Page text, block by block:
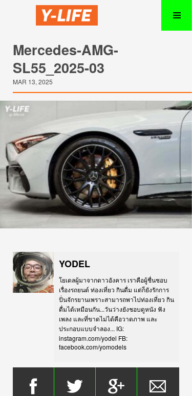
Mercedes-AMG-
SL55_2025-03
MAR 13, 2025
YODEL
โยเดลผู้มาจากดาวอังคาร เราคือผู้ชื่นชอบ
เรื่องรถยนต์ ท่องเที่ยว กินดื่ม แต่ก็ยังรักการ
ปั่นจักรยานเพราะสามารถพาไปท่องเที่ยว กิน
ดื่มได้เหมือนกัน...วันว่างยังชอบดูหนัง ฟัง
เพลง และที่ขาดไม่ได้คือวาดภาพ และ
ประกอบแบบจำลอง... IG:
instagram.com/yodel FB:
facebook.com/yomodels